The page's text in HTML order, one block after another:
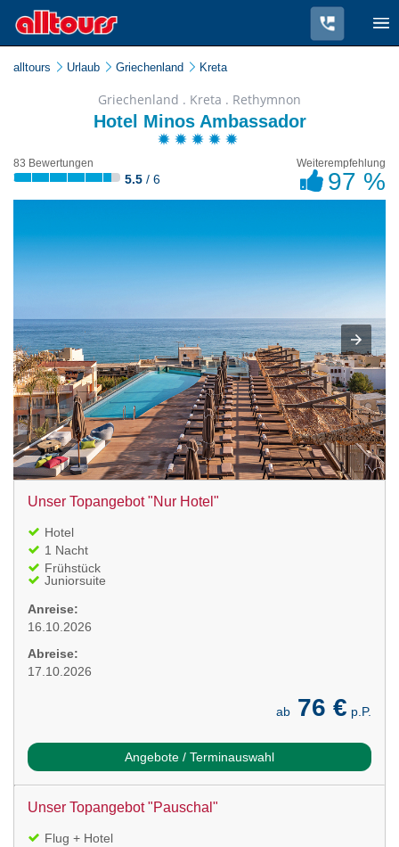
alltours Urlaub Griechenland Kreta
Griechenland . Kreta . Rethymnon
Hotel Minos Ambassador
83 Bewertungen
5.5 / 6
Weiterempfehlung
97 %
Unser Topangebot "Nur Hotel"
Hotel
1 Nacht
Frühstück
Juniorsuite
Anreise:
16.10.2026
Abreise:
17.10.2026
ab 76 € p.P.
Angebote / Terminauswahl
Unser Topangebot "Pauschal"
Flug + Hotel